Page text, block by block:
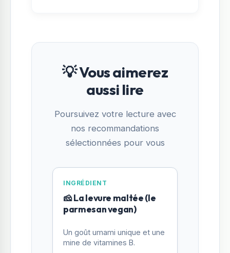
💡 Vous aimerez
aussi lire
Poursuivez votre lecture avec
nos recommandations
sélectionnées pour vous
INGRÉDIENT
🧀 La levure maltée (le
parmesan vegan)
Un goût umami unique et une
mine de vitamines B.